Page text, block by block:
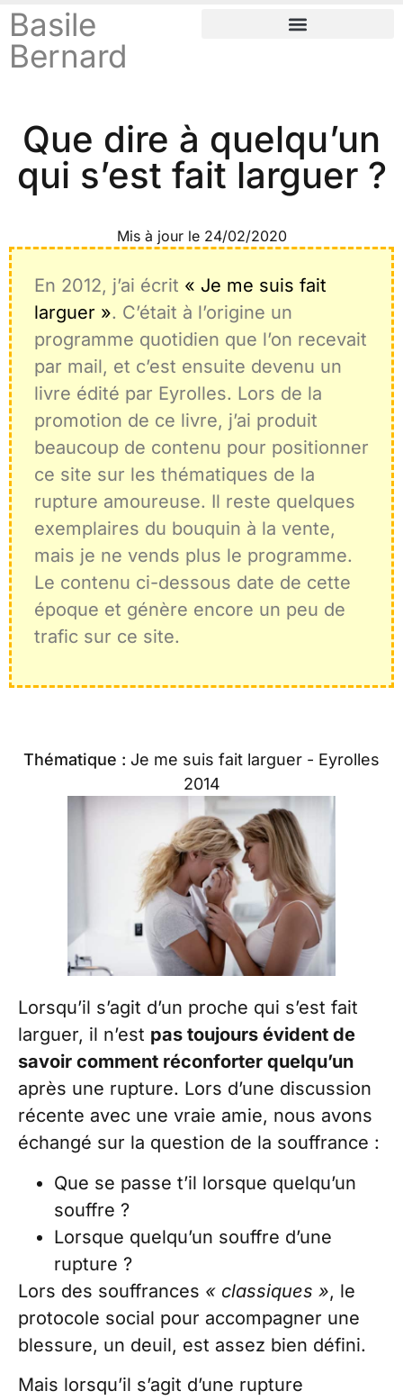
Basile
Bernard
Que dire à quelqu’un
qui s’est fait larguer ?
Mis à jour le 24/02/2020
En 2012, j’ai écrit « Je me suis fait
larguer ». C’était à l’origine un
programme quotidien que l’on recevait
par mail, et c’est ensuite devenu un
livre édité par Eyrolles. Lors de la
promotion de ce livre, j’ai produit
beaucoup de contenu pour positionner
ce site sur les thématiques de la
rupture amoureuse. Il reste quelques
exemplaires du bouquin à la vente,
mais je ne vends plus le programme.
Le contenu ci-dessous date de cette
époque et génère encore un peu de
trafic sur ce site.
Thématique : Je me suis fait larguer - Eyrolles
2014
Lorsqu’il s’agit d’un proche qui s’est fait
larguer, il n’est pas toujours évident de
savoir comment réconforter quelqu’un
après une rupture. Lors d’une discussion
récente avec une vraie amie, nous avons
échangé sur la question de la souffrance :
Que se passe t’il lorsque quelqu’un
souffre ?
Lorsque quelqu’un souffre d’une
rupture ?
Lors des souffrances « classiques », le
protocole social pour accompagner une
blessure, un deuil, est assez bien défini.
Mais lorsqu’il s’agit d’une rupture